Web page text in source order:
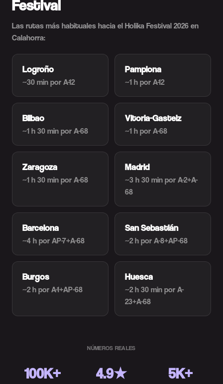
Festival
Las rutas más habituales hacia el Holika Festival 2026 en
Calahorra:
Logroño
~30 min por A-12
Pamplona
~1 h por A-12
Bilbao
~1 h 30 min por A-68
Vitoria-Gasteiz
~1 h por A-68
Zaragoza
~1 h 30 min por A-68
Madrid
~3 h 30 min por A-2+A-
68
Barcelona
~4 h por AP-7+A-68
San Sebastián
~2 h por A-8+AP-68
Burgos
~2 h por A-1+AP-68
Huesca
~2 h 30 min por A-
23+A-68
NÚMEROS REALES
100K+ 4.9★ 5K+